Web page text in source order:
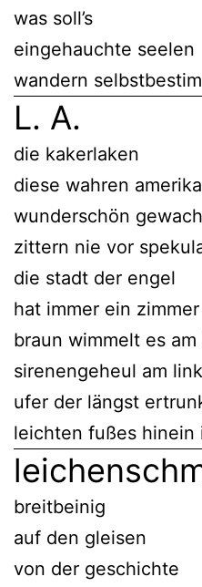
was soll’s
eingehauchte seelen
wandern
L. A.
die kakerlaken
diese wahren
wunderschön
zittern nie vor
die stadt der engel
hat immer ein
braun wimmelt es am
sirenengeheul am
ufer der längst
leichten fußes hinein
breitbeinig
auf den gleisen
von der geschichte